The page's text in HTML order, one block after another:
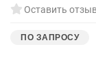
Оставить
ПО ЗАПРОСУ